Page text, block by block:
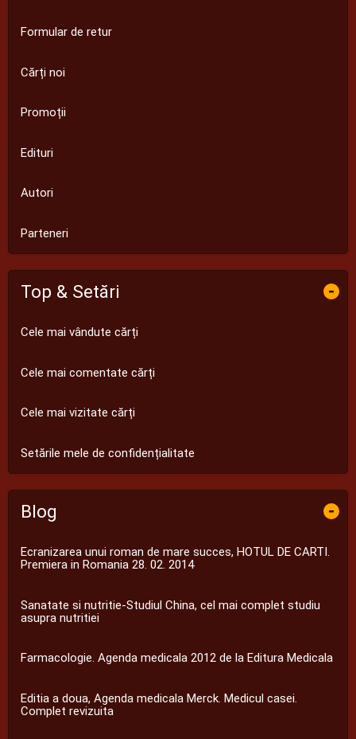
Formular de retur
Cărți noi
Promoții
Edituri
Autori
Parteneri
Top & Setări -
Cele mai vândute cărți
Cele mai comentate cărți
Cele mai vizitate cărți
Setările mele de confidențialitate
Blog -
Ecranizarea unui roman de mare succes, HOTUL DE CARTI.
Premiera in Romania 28. 02. 2014
Sanatate si nutritie-Studiul China, cel mai complet studiu
asupra nutritiei
Farmacologie. Agenda medicala 2012 de la Editura Medicala
Editia a doua, Agenda medicala Merck. Medicul casei.
Complet revizuita